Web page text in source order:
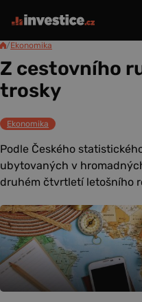
/Ekonomika
Z cestovního
trosky
Ekonomika
Podle Českého
ubytovaných v
druhém čtvrtletí letošního